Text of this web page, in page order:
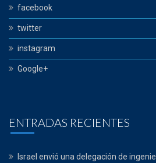
facebook
twitter
instagram
Google+
ENTRADAS RECIENTES
Israel envió una delegación de